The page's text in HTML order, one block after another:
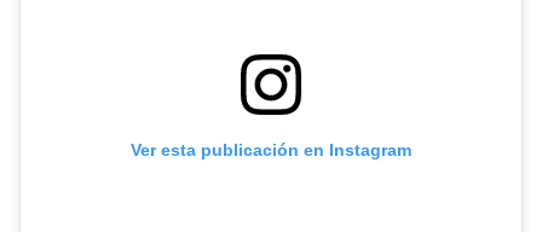
Ver esta publicación en Instagram